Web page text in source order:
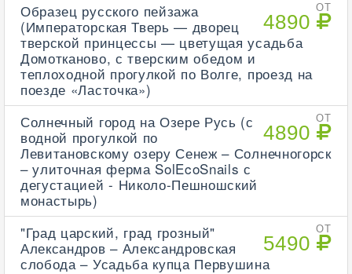
ОТ
4890
Образец русского пейзажа
(Императорская Тверь — дворец
тверской принцессы — цветущая усадьба
Домотканово, с тверским обедом и
теплоходной прогулкой по Волге, проезд на
поезде «Ласточка»)
ОТ
4890
Солнечный город на Озере Русь (с
водной прогулкой по
Левитановскому озеру Сенеж – Солнечногорск
– улиточная ферма SolEcoSnails с
дегустацией - Николо-Пешношский
монастырь)
ОТ
5490
"Град царский, град грозный"
Александров – Александровская
слобода – Усадьба купца Первушина